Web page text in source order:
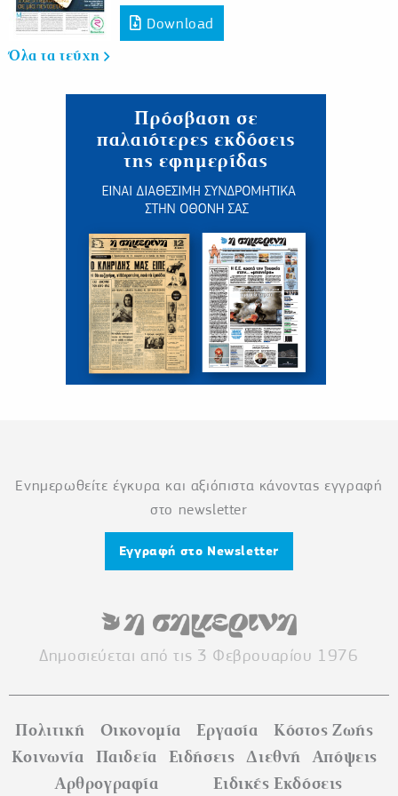
Download
Όλα τα τεύχη
Ενημερωθείτε έγκυρα και αξιόπιστα κάνοντας εγγραφή
στο newsletter
Εγγραφή στο Newsletter
Δημοσιεύεται από τις 3 Φεβρουαρίου 1976
Πολιτική Οικονομία Εργασία
Κόστος Ζωής
Κοινωνία
Παιδεία Ειδήσεις Διεθνή
Απόψεις
Αρθρογραφία
Ειδικές Εκδόσεις